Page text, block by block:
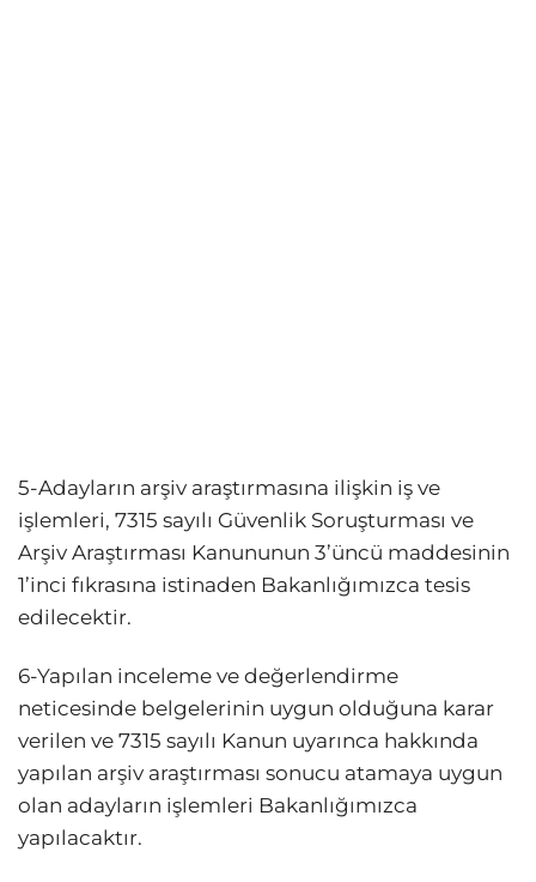
5-Adayların arşiv araştırmasına ilişkin iş ve
işlemleri, 7315 sayılı Güvenlik Soruşturması ve
Arşiv Araştırması Kanununun 3’üncü maddesinin
1’inci fıkrasına istinaden Bakanlığımızca tesis
edilecektir.
6-Yapılan inceleme ve değerlendirme
neticesinde belgelerinin uygun olduğuna karar
verilen ve 7315 sayılı Kanun uyarınca hakkında
yapılan arşiv araştırması sonucu atamaya uygun
olan adayların işlemleri Bakanlığımızca
yapılacaktır.